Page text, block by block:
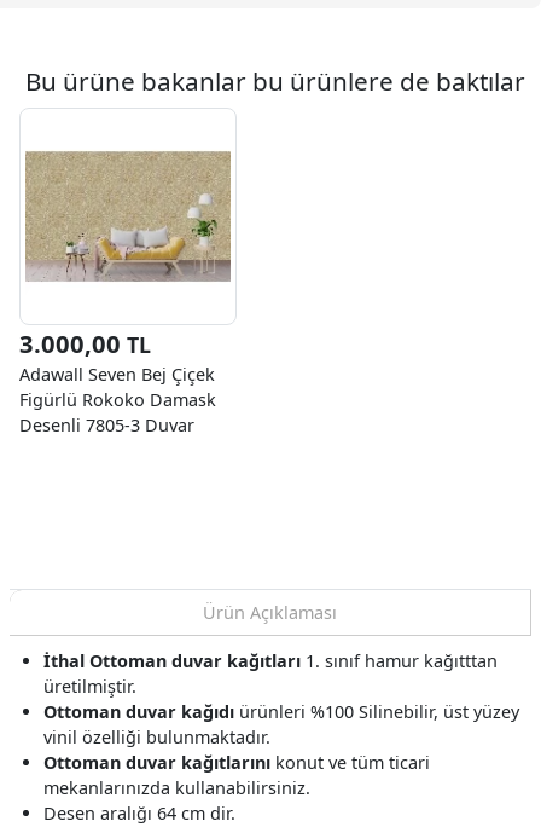
Bu ürüne bakanlar bu ürünlere de baktılar
3.000,00 TL
Adawall Seven Bej Çiçek
Figürlü Rokoko Damask
Desenli 7805-3 Duvar
Ürün Açıklaması
İthal Ottoman duvar kağıtları 1. sınıf hamur kağıtttan
üretilmiştir.
Ottoman duvar kağıdı ürünleri %100 Silinebilir, üst yüzey
vinil özelliği bulunmaktadır.
Ottoman duvar kağıtlarını konut ve tüm ticari
mekanlarınızda kullanabilirsiniz.
Desen aralığı 64 cm dir.